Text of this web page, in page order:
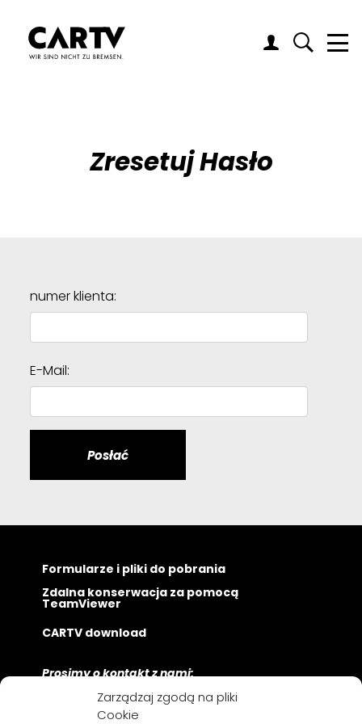
Zarządzaj zgodą na pliki
Cookie
Zresetuj Hasło
numer klienta:
E-Mail:
Posłać
Formularze i pliki do pobrania
Zdalna konserwacja za pomocą
TeamViewer
CARTV download
Prosimy o kontakt z nami:
Námestie 1. mája 17